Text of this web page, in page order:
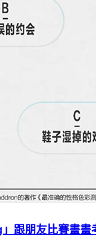
跟朋友比賽畫畫